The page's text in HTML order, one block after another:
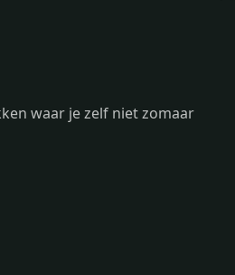
waar je zelf niet zomaar